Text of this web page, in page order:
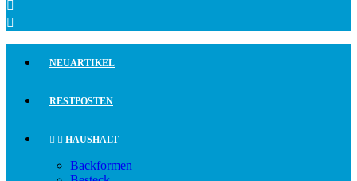


NEUARTIKEL
RESTPOSTEN
  HAUSHALT
Backformen